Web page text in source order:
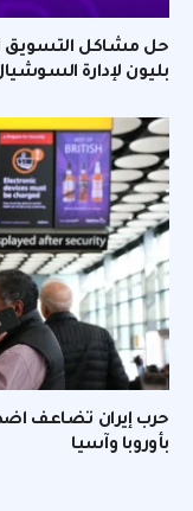
حل مشاكل التسويق
بليون لإدارة
حرب إيران تضاعف
بأوروبا وآسيا